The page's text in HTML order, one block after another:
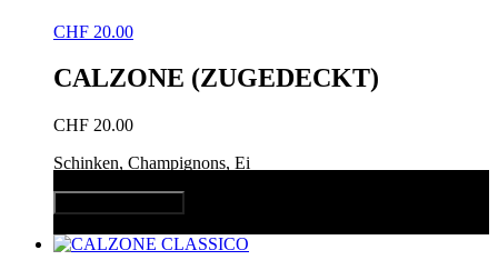
CHF 20.00
CALZONE (ZUGEDECKT)
CHF 20.00
Schinken, Champignons, Ei